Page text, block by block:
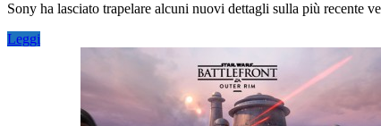
Sony ha lasciato trapelare alcuni nuovi dettagli sulla più
Leggi